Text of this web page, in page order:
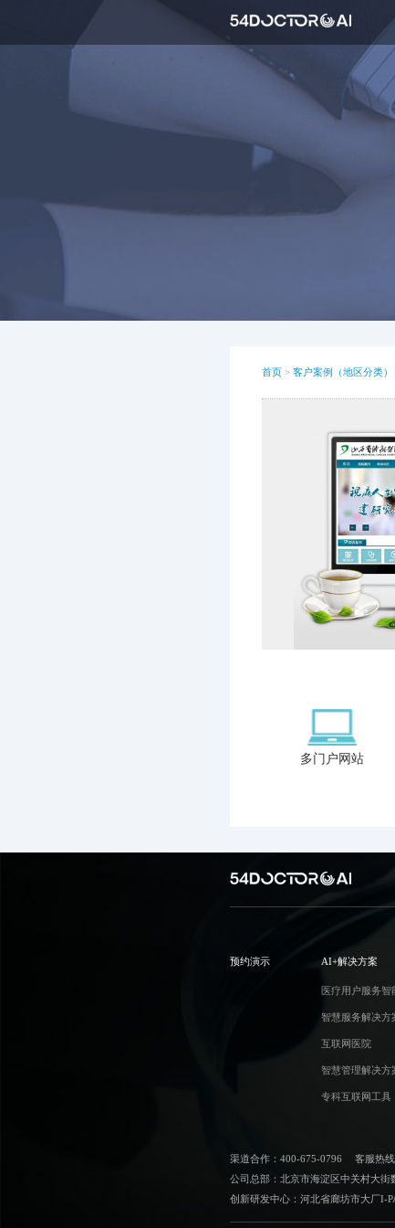
首页 > 客户案例（地区分类）
多门户网站
预约演示 AI+解决方案
医疗用户服务智
智慧服务解决方
互联网医院
智慧管理解决方
专科互联网工具
渠道合作：400-675-0796
客服热
公司总部：北京市海淀区中关村大街
创新研发中心：河北省廊坊市大厂I-